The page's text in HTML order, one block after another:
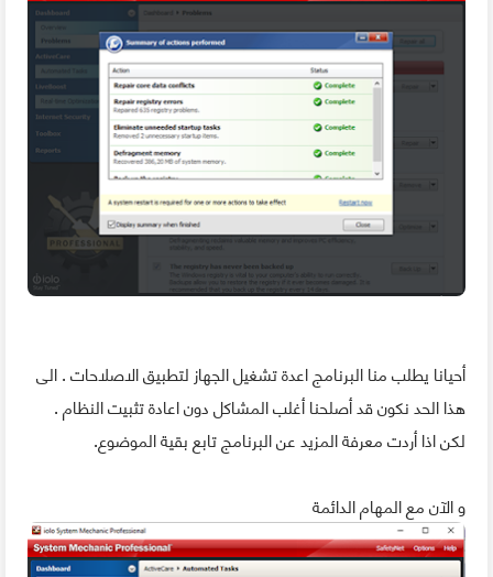
أحيانا يطلب منا البرنامج اعدة تشغيل الجهاز لتطبيق الاصلاحات . الى
هذا الحد نكون قد أصلحنا أغلب المشاكل دون اعادة تثبيت النظام .
لكن اذا أردت معرفة المزيد عن البرنامج تابع بقية الموضوع.
و الآن مع المهام الدائمة